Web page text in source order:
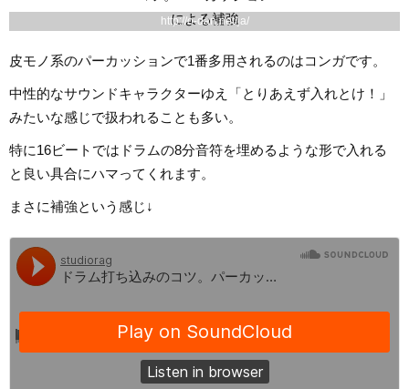
http://o-dan.net/ja/
皮モノ系のパーカッションで1番多用されるのはコンガです。
中性的なサウンドキャラクターゆえ「とりあえず入れとけ！」
みたいな感じで扱われることも多い。
特に16ビートではドラムの8分音符を埋めるような形で入れる
と良い具合にハマってくれます。
まさに補強という感じ↓